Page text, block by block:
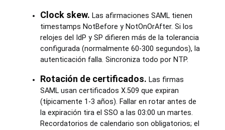
Clock skew. Las afirmaciones SAML tienen
timestamps NotBefore y NotOnOrAfter. Si los
relojes del IdP y SP difieren más de la tolerancia
configurada (normalmente 60-300 segundos), la
autenticación falla. Sincroniza todo por NTP.
Rotación de certificados. Las firmas
SAML usan certificados X.509 que expiran
(típicamente 1-3 años). Fallar en rotar antes de
la expiración tira el SSO a las 03:00 un martes.
Recordatorios de calendario son obligatorios; el